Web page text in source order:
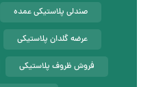
صندلی پلاستیکی عمده
عرضه گلدان پلاستیکی
فروش ظروف پلاستیکی